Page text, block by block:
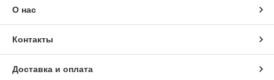
О нас
Контакты
Доставка и оплата